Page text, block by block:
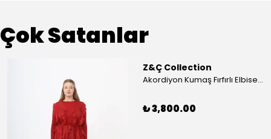
Çok Satanlar
Z&Ç Collection
Akordiyon Kumaş Fırfırlı Elbise - Mavi
₺ 3,800.00